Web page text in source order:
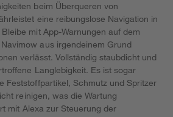
beim Überqueren von
eine reibungslose Navigation in
mit App-Warnungen auf dem
aus irgendeinem Grund
verlässt. Vollständig staubdicht und
Langlebigkeit. Es ist sogar
Feststoffpartikel, Schmutz und Spritzer
reinigen, was die Wartung
mit Alexa zur Steuerung der